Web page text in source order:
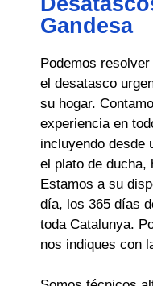
Gandesa
Podemos
el desatasco
su hogar.
experiencia en
incluyendo desde
el plato de ducha,
Estamos a su
día, los 365 días
toda Catalunya.
nos indiques con